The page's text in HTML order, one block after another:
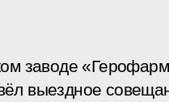
заводе
выездное